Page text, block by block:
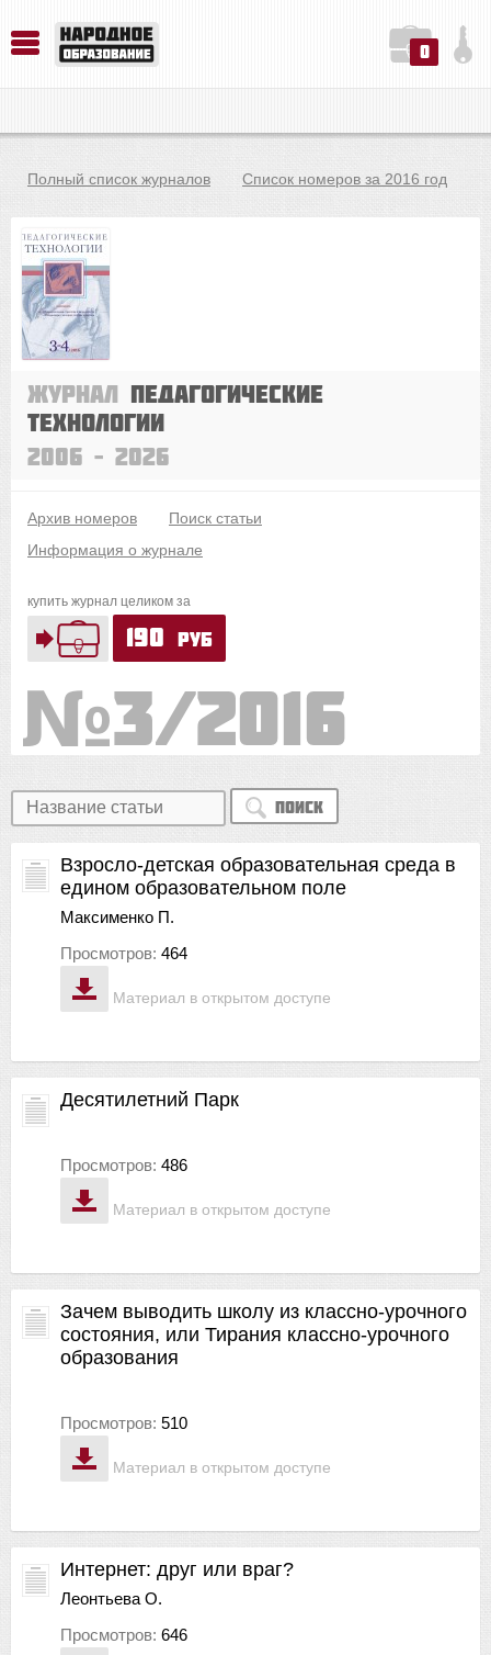
0
Полный список журналов Список номеров за 2016 год
Журнал Педагогические
технологии
2006 – 2026
Архив номеров
Поиск статьи
Информация о журнале
купить журнал целиком за
190 руб
3/2016
Поиск
Материал в открытом доступе
Взросло-детская образовательная среда в
едином образовательном поле
Максименко П.
Просмотров: 464
Материал в открытом доступе
Десятилетний Парк
Просмотров: 486
Материал в открытом доступе
Зачем выводить школу из классно-урочного
состояния, или Тирания классно-урочного
образования
Просмотров: 510
Интернет: друг или враг?
Леонтьева О.
Просмотров: 646